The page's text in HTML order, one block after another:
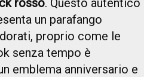
un parafango
proprio come le
senza tempo è
emblema anniversario e